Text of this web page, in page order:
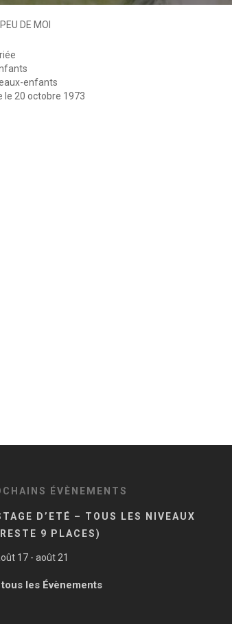
DE MOI
enfants
le 20 octobre 1973
ÉVÈNEMENTS
D’ETÉ – TOUS LES NIVEAUX
9 PLACES)
17- août 21
les Évènements